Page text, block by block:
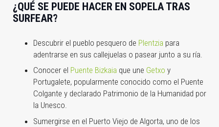
¿QUÉ SE PUEDE HACER EN SOPELA TRAS
SURFEAR?
Descubrir el pueblo pesquero de Plentzia para
adentrarse en sus callejuelas o pasear junto a su ría.
Conocer el Puente Bizkaia que une Getxo y
Portugalete, popularmente conocido como el Puente
Colgante y declarado Patrimonio de la Humanidad por
la Unesco.
Sumergirse en el Puerto Viejo de Algorta, uno de los